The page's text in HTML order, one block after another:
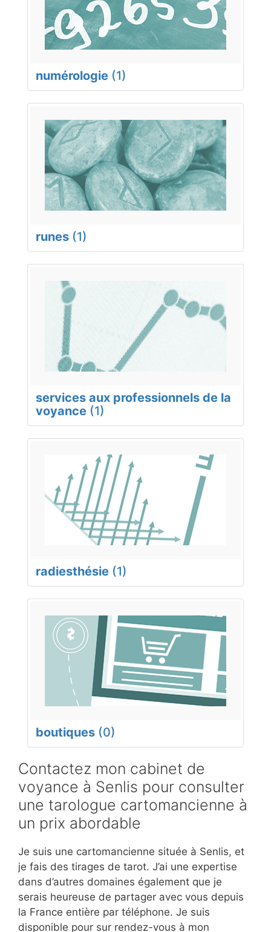
numérologie (1)
runes (1)
services aux professionnels de la
voyance (1)
radiesthésie (1)
boutiques (0)
Contactez mon cabinet de
voyance à Senlis pour consulter
une tarologue cartomancienne à
un prix abordable
Je suis une cartomancienne située à Senlis, et
je fais des tirages de tarot. J’ai une expertise
dans d’autres domaines également que je
serais heureuse de partager avec vous depuis
la France entière par téléphone. Je suis
disponible pour sur rendez-vous à mon